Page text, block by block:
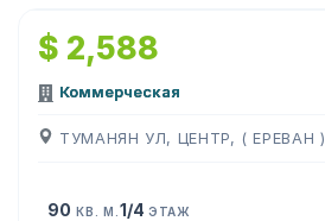
$ 2,588
Коммерческая
ТУМАНЯН УЛ, ЦЕНТР, ( ЕРЕВАН )
90 КВ. М. 1/4 ЭТАЖ